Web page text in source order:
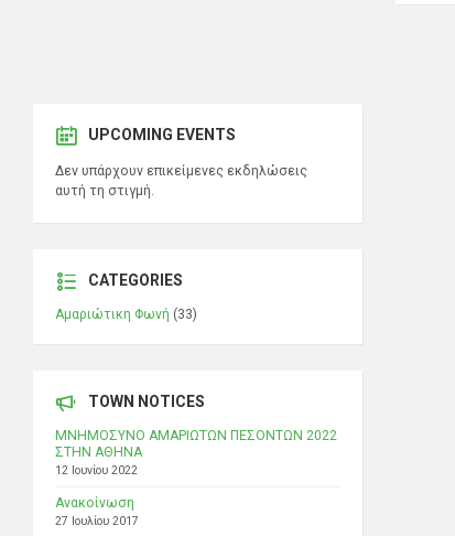
UPCOMING EVENTS
Δεν υπάρχουν επικείμενες εκδηλώσεις
αυτή τη στιγμή.
CATEGORIES
Αμαριώτικη Φωνή (33)
TOWN NOTICES
ΜΝΗΜΟΣΥΝΟ ΑΜΑΡΙΩΤΩΝ ΠΕΣΟΝΤΩΝ 2022
ΣΤΗΝ ΑΘΗΝΑ
12 Ιουνίου 2022
Ανακοίνωση
27 Ιουλίου 2017